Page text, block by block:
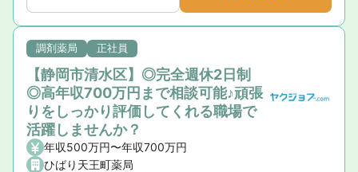
調剤薬局 正社員
【静岡市清水区】◎完全週休2日制
◎高年収700万円まで相談可能♪頑張
りをしっかり評価してくれる職場で
活躍しませんか？
年収500万円〜年収700万円
ひばり天王町薬局